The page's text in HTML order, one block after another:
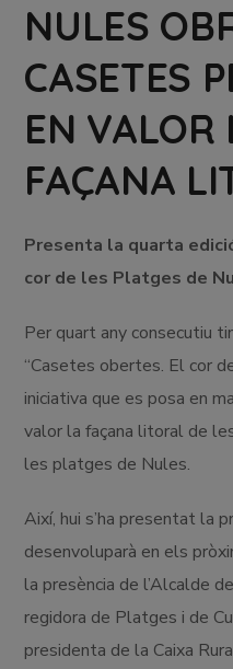
NULES
CASETES
EN VALOR
FAÇANA
Presenta la quarta
cor de les Platges de
Per quart any consecutiu
“Casetes obertes. El cor
iniciativa que es posa en
valor la façana litoral de
les platges de Nules.
Així, hui s’ha presentat la
desenvoluparà en els
la presència de l’Alcalde
regidora de Platges i de
presidenta de la Caixa